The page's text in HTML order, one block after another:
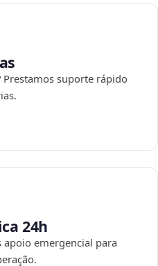
Prestamos suporte rápido
24h
apoio emergencial para